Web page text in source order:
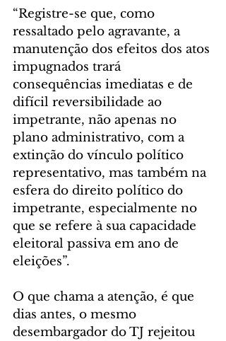
“Registre-se que, como
ressaltado pelo agravante, a
manutenção dos efeitos dos atos
impugnados trará
consequências imediatas e de
difícil reversibilidade ao
impetrante, não apenas no
plano administrativo, com a
extinção do vínculo político
representativo, mas também na
esfera do direito político do
impetrante, especialmente no
que se refere à sua capacidade
eleitoral passiva em ano de
eleições”.
O que chama a atenção, é que
dias antes, o mesmo
desembargador do TJ rejeitou